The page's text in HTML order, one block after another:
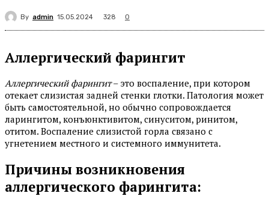
By admin 15.05.2024 328 0
Аллергический фарингит
Аллергический фарингит– это воспаление, при котором
отекает слизистая задней стенки глотки. Патология может
быть самостоятельной, но обычно сопровождается
ларингитом, конъюнктивитом, синуситом, ринитом,
отитом. Воспаление слизистой горла связано с
угнетением местного и системного иммунитета.
Причины возникновения
аллергического фарингита: